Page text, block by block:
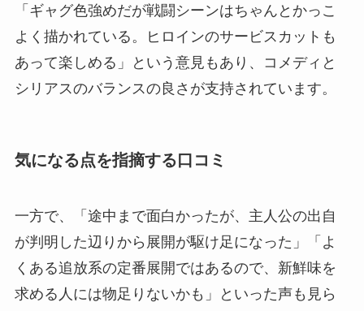
「ギャグ色強めだが戦闘シーンはちゃんとかっこ
よく描かれている。ヒロインのサービスカットも
あって楽しめる」という意見もあり、コメディと
シリアスのバランスの良さが支持されています。
気になる点を指摘する口コミ
一方で、「途中まで面白かったが、主人公の出自
が判明した辺りから展開が駆け足になった」「よ
くある追放系の定番展開ではあるので、新鮮味を
求める人には物足りないかも」といった声も見ら